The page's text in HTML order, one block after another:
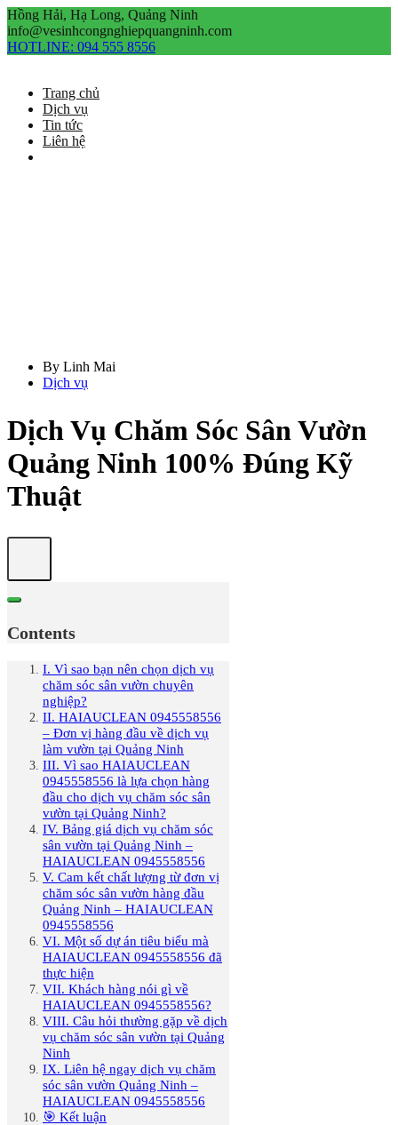
Hồng Hải, Hạ Long, Quảng Ninh
info@vesinhcongnghiepquangninh.com
HOTLINE: 094 555 8556
Trang chủ
Dịch vụ
Tin tức
Liên hệ
By Linh Mai
Dịch vụ
Dịch Vụ Chăm Sóc Sân Vườn
Quảng Ninh 100% Đúng Kỹ
Thuật
Contents
I. Vì sao bạn nên chọn dịch vụ
chăm sóc sân vườn chuyên
nghiệp?
II. HAIAUCLEAN 0945558556
– Đơn vị hàng đầu về dịch vụ
làm vườn tại Quảng Ninh
III. Vì sao HAIAUCLEAN
0945558556 là lựa chọn hàng
đầu cho dịch vụ chăm sóc sân
vườn tại Quảng Ninh?
IV. Bảng giá dịch vụ chăm sóc
sân vườn tại Quảng Ninh –
HAIAUCLEAN 0945558556
V. Cam kết chất lượng từ đơn vị
chăm sóc sân vườn hàng đầu
Quảng Ninh – HAIAUCLEAN
0945558556
VI. Một số dự án tiêu biểu mà
HAIAUCLEAN 0945558556 đã
thực hiện
VII. Khách hàng nói gì về
HAIAUCLEAN 0945558556?
VIII. Câu hỏi thường gặp về dịch
vụ chăm sóc sân vườn tại Quảng
Ninh
IX. Liên hệ ngay dịch vụ chăm
sóc sân vườn Quảng Ninh –
HAIAUCLEAN 0945558556
🎯 Kết luận